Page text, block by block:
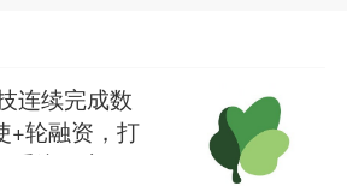
连续完成数
+轮融资，打
统及应用